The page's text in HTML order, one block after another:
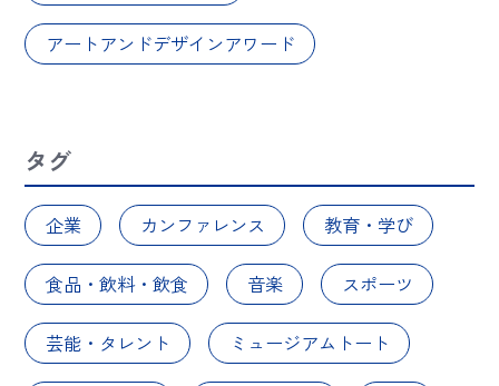
アートアンドデザインアワード
タグ
企業 カンファレンス 教育・学び
食品・飲料・飲食 音楽 スポーツ
芸能・タレント ミュージアムトート